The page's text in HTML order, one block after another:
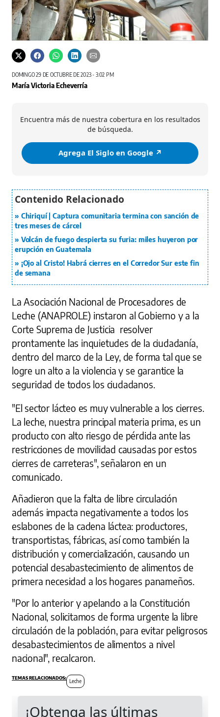
DOMINGO 29 DE OCTUBRE DE 2023 - 3:02 PM
María Victoria Echeverría
Encuentra más de nuestra cobertura en los resultados
de búsqueda.
Agrega El Siglo en Google ↗️
Chiriquí | Captura comunitaria termina con sanción de
tres meses de cárcel
Volcán de fuego despierta su furia: miles huyeron por
erupción en Guatemala
¡Ojo al Cristo! Habrá cierres en el Corredor Sur este fin
de semana
La Asociación Nacional de Procesadores de
Leche (ANAPROLE) instaron al Gobierno y a la
Corte Suprema de Justicia resolver
prontamente las inquietudes de la ciudadanía,
dentro del marco de la Ley, de forma tal que se
logre un alto a la violencia y se garantice la
seguridad de todos los ciudadanos.
"El sector lácteo es muy vulnerable a los cierres.
La leche, nuestra principal materia prima, es un
producto con alto riesgo de pérdida ante las
restricciones de movilidad causadas por estos
cierres de carreteras", señalaron en un
comunicado.
Añadieron que la falta de libre circulación
además impacta negativamente a todos los
eslabones de la cadena láctea: productores,
transportistas, fábricas, así como también la
distribución y comercialización, causando un
potencial desabastecimiento de alimentos de
primera necesidad a los hogares panameños.
"Por lo anterior y apelando a la Constitución
Nacional, solicitamos de forma urgente la libre
circulación de la población, para evitar peligrosos
desabastecimientos de alimentos a nivel
nacional", recalcaron.
Leche